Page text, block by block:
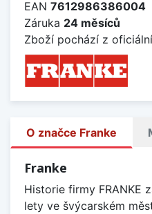
EAN 7612986386004
Záruka 24 měsíců
Zboží pochází z
O značce Franke
Franke
Historie firmy FRANKE
lety ve švýcarském